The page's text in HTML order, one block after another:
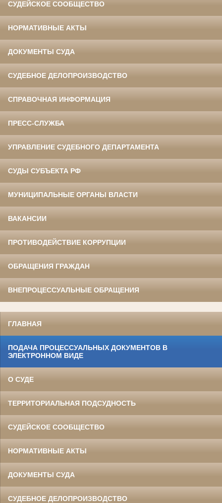
СУДЕЙСКОЕ СООБЩЕСТВО
НОРМАТИВНЫЕ АКТЫ
ДОКУМЕНТЫ СУДА
СУДЕБНОЕ ДЕЛОПРОИЗВОДСТВО
СПРАВОЧНАЯ ИНФОРМАЦИЯ
ПРЕСС-СЛУЖБА
УПРАВЛЕНИЕ СУДЕБНОГО ДЕПАРТАМЕНТА
СУДЫ СУБЪЕКТА РФ
МУНИЦИПАЛЬНЫЕ ОРГАНЫ ВЛАСТИ
ВАКАНСИИ
ПРОТИВОДЕЙСТВИЕ КОРРУПЦИИ
ОБРАЩЕНИЯ ГРАЖДАН
ВНЕПРОЦЕССУАЛЬНЫЕ ОБРАЩЕНИЯ
ГЛАВНАЯ
ПОДАЧА ПРОЦЕССУАЛЬНЫХ ДОКУМЕНТОВ В
ЭЛЕКТРОННОМ ВИДЕ
О СУДЕ
ТЕРРИТОРИАЛЬНАЯ ПОДСУДНОСТЬ
СУДЕЙСКОЕ СООБЩЕСТВО
НОРМАТИВНЫЕ АКТЫ
ДОКУМЕНТЫ СУДА
СУДЕБНОЕ ДЕЛОПРОИЗВОДСТВО